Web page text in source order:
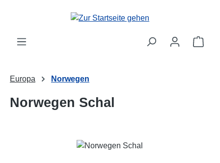
Zum Hauptinhalt springen
Europa Norwegen
Norwegen Schal
Bildergalerie überspringen